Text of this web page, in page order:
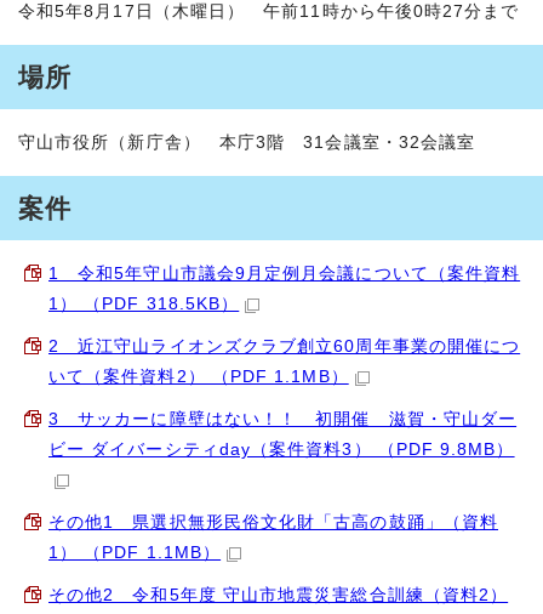
令和5年8月17日（木曜日） 午前11時から午後0時27分まで
場所
守山市役所（新庁舎） 本庁3階 31会議室・32会議室
案件
1 令和5年守山市議会9月定例月会議について（案件資料
1） （PDF 318.5KB）
2 近江守山ライオンズクラブ創立60周年事業の開催につ
いて（案件資料2） （PDF 1.1MB）
3 サッカーに障壁はない！！ 初開催 滋賀・守山ダー
ビー ダイバーシティday（案件資料3） （PDF 9.8MB）
その他1 県選択無形民俗文化財「古高の鼓踊」（資料
1） （PDF 1.1MB）
その他2 令和5年度 守山市地震災害総合訓練（資料2）